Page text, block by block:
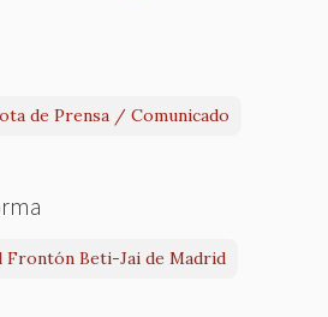
de Prensa / Comunicado
Frontón Beti-Jai de Madrid